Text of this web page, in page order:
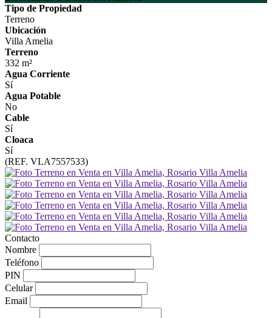
Tipo de Propiedad
Terreno
Ubicación
Villa Amelia
Terreno
332 m²
Agua Corriente
Sí
Agua Potable
No
Cable
Sí
Cloaca
Sí
(REF. VLA7557533)
Contacto
Nombre
Teléfono
PIN
Celular
Email